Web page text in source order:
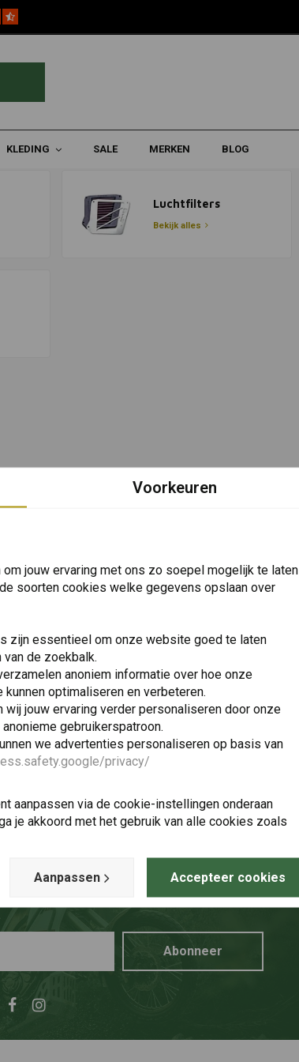
KLEDING SALE MERKEN BLOG
Luchtfilters
Bekijk alles
+ 5% korting?
Abonneer
Voorkeuren
jouw ervaring met ons zo soepel mogelijk te laten
soorten cookies welke gegevens opslaan over
zijn essentieel om onze website goed te laten
de zoekbalk.
anoniem informatie over hoe onze
optimaliseren en verbeteren.
wij jouw ervaring verder personaliseren door onze
gebruikerspatroon.
we advertenties personaliseren op basis van
privacy/
aanpassen via de cookie-instellingen onderaan
je akkoord met het gebruik van alle cookies zoals
Aanpassen Accepteer cookies